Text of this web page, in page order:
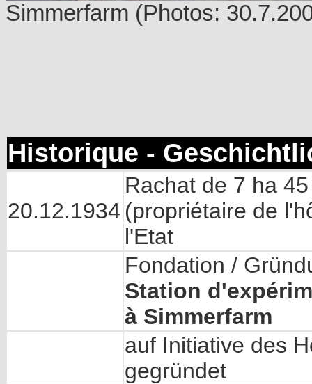
Simmerfarm (Photos:
Historique -
20.12.1934
Rachat de 7 ha
(propriétaire de
l'Etat
Fondation /
Station
à Simmerfarm
auf Initiative des
gegründet